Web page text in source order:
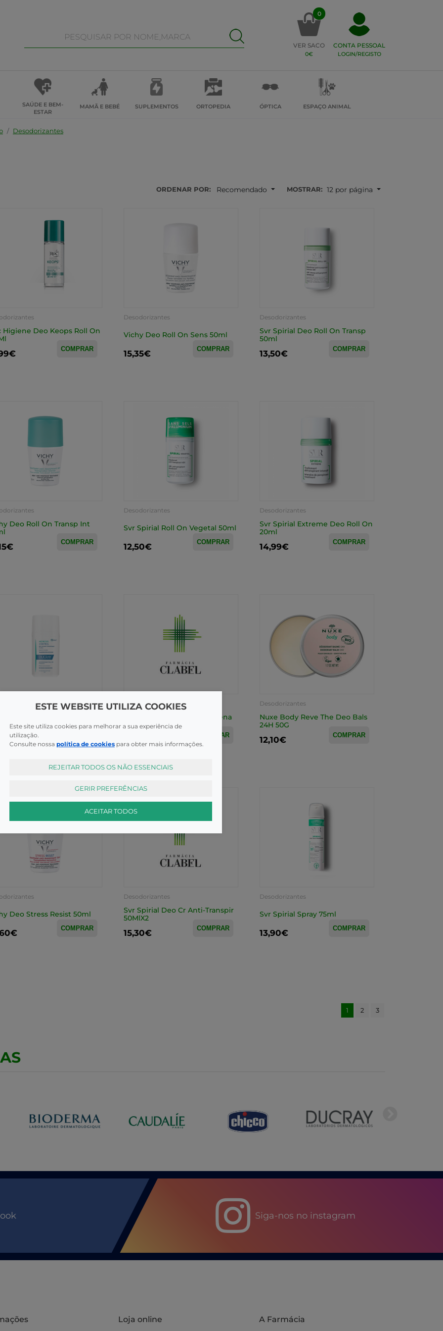
0
VER SACO
0€
CONTA PESSOAL
LOGIN/REGISTO
SAÚDE E BEM-
ESTAR
MAMÃ E BEBÉ SUPLEMENTOS ORTOPEDIA ÓPTICA ESPAÇO ANIMAL
Desodorizantes
ORDENAR POR: Recomendado MOSTRAR: 12 por página
Higiene Deo Keops Roll On
COMPRAR
Desodorizantes
Vichy Deo Roll On Sens 50ml
15,35€ COMPRAR
Desodorizantes
Svr Spirial Deo Roll On Transp
50ml
13,50€ COMPRAR
Deo Roll On Transp Int
COMPRAR
Desodorizantes
Svr Spirial Roll On Vegetal 50ml
12,50€ COMPRAR
Desodorizantes
Svr Spirial Extreme Deo Roll On
20ml
14,99€ COMPRAR
Hidrosis Control Roll On
Desodorizantes
Haan Mini Deodorant Verbena
12ml
2,95€ COMPRAR
Desodorizantes
Nuxe Body Reve The Deo Bals
24H 50G
12,10€ COMPRAR
Deo Stress Resist 50ml
COMPRAR
Desodorizantes
Svr Spirial Deo Cr Anti-Transpir
50MlX2
15,30€ COMPRAR
Desodorizantes
Svr Spirial Spray 75ml
13,90€ COMPRAR
1 2 3
Siga-nos no instagram
Loja online A Farmácia
ESTE WEBSITE UTILIZA COOKIES
Este site utiliza cookies para melhorar a sua experiência de
utilização.
Consulte nossa política de cookies para obter mais informações.
REJEITAR TODOS OS NÃO ESSENCIAIS
GERIR PREFERÊNCIAS
ACEITAR TODOS